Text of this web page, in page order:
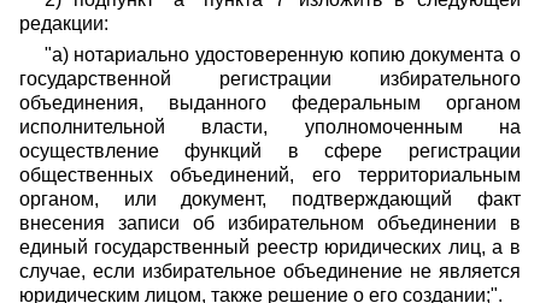
редакции:
"а) нотариально удостоверенную копию документа о
государственной регистрации избирательного
объединения, выданного федеральным органом
исполнительной власти, уполномоченным на
осуществление функций в сфере регистрации
общественных объединений, его территориальным
органом, или документ, подтверждающий факт
внесения записи об избирательном объединении в
единый государственный реестр юридических лиц, а в
случае, если избирательное объединение не является
юридическим лицом, также решение о его создании;".